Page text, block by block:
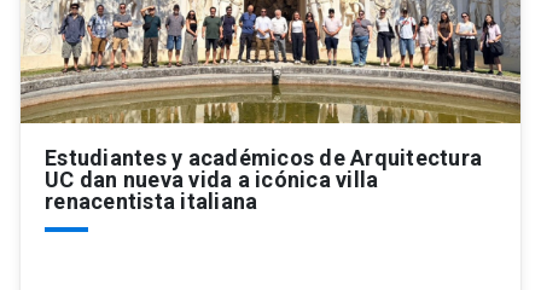
Estudiantes y académicos de Arquitectura
UC dan nueva vida a icónica villa
renacentista italiana